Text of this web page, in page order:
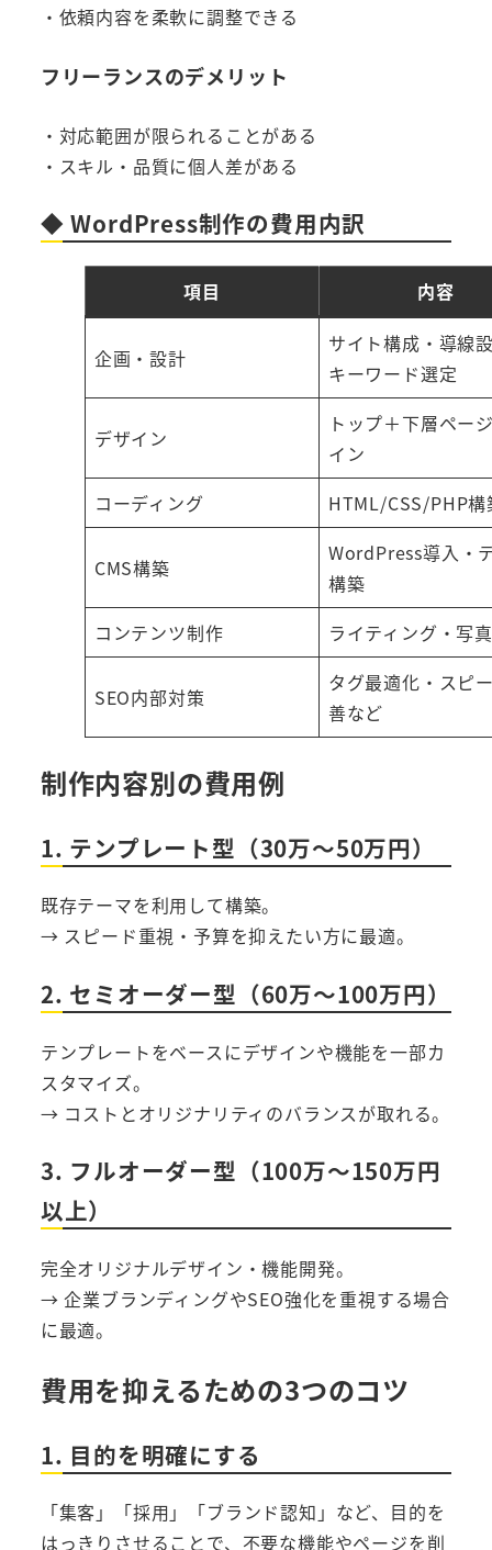
・依頼内容を柔軟に調整できる
フリーランスのデメリット
・対応範囲が限られることがある
・スキル・品質に個人差がある
◆ WordPress制作の費用内訳
項目 内容
企画・設計
サイト構成・導線
キーワード選定
デザイン
トップ＋下層ペー
イン
コーディング
HTML/CSS/PHP構
CMS構築
WordPress導入・
構築
コンテンツ制作
ライティング・写
SEO内部対策
タグ最適化・スピ
善など
制作内容別の費用例
1. テンプレート型（30万〜50万円）
既存テーマを利用して構築。
→ スピード重視・予算を抑えたい方に最適。
2. セミオーダー型（60万〜100万円）
テンプレートをベースにデザインや機能を一部カ
スタマイズ。
→ コストとオリジナリティのバランスが取れる。
3. フルオーダー型（100万〜150万円
以上）
完全オリジナルデザイン・機能開発。
→ 企業ブランディングやSEO強化を重視する場合
に最適。
費用を抑えるための3つのコツ
1. 目的を明確にする
「集客」「採用」「ブランド認知」など、目的を
はっきりさせることで、不要な機能やページを削